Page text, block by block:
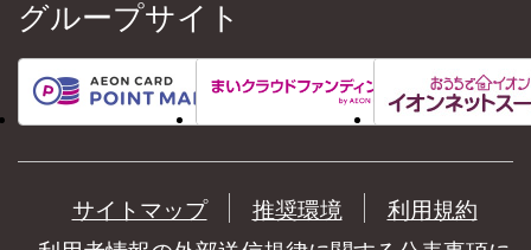
グループサイト
サイトマップ 推奨環境
利用規約